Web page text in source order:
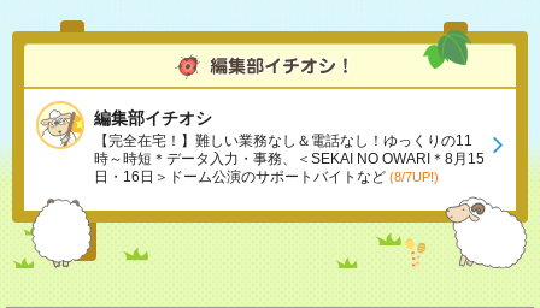
編集部イチオシ
【完全在宅！】難しい業務なし＆電話なし！ゆっくりの11
時～時短＊データ入力・事務、＜SEKAI NO OWARI＊8月15
日・16日＞ドーム公演のサポートバイトなど (8/7UP!)